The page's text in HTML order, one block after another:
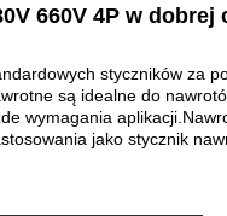
660V 4P w dobrej
styczników
są idealne do
wymagania
jako stycznik